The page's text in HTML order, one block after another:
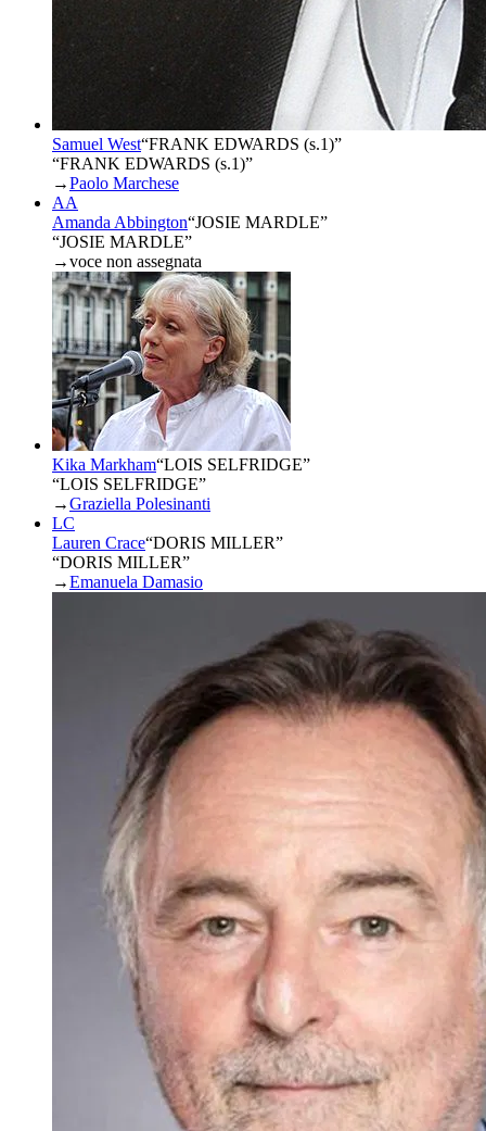
Samuel West“FRANK EDWARDS (s.1)”
“FRANK EDWARDS (s.1)”
→Paolo Marchese
AA
Amanda Abbington“JOSIE MARDLE”
“JOSIE MARDLE”
→voce non assegnata
Kika Markham“LOIS SELFRIDGE”
“LOIS SELFRIDGE”
→Graziella Polesinanti
LC
Lauren Crace“DORIS MILLER”
“DORIS MILLER”
→Emanuela Damasio